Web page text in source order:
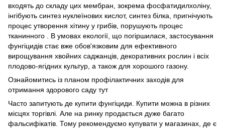
входять до складу цих мембран, зокрема фосфатидилхоліну,
інгібують синтез нуклеїнових кислот, синтез білка, пригнічують
процес утворення хітину у грибів, порушують процес
тканинного . В умовах екології, що погіршилася, застосування
фунгіцидів стає вже обов'язковим для ефективного
вирощування хвойних саджанців, декоративних рослин і всіх
плодово-ягідних культур, а також для хорошого газону.
Ознайомитись із планом профілактичних заходів для
отримання здорового саду тут
Часто запитують де купити фунгіциди. Купити можна в різних
місцях торгівлі. Але на ринку продається дуже багато
фальсифікатів. Тому рекомендуємо купувати у магазинах, де є